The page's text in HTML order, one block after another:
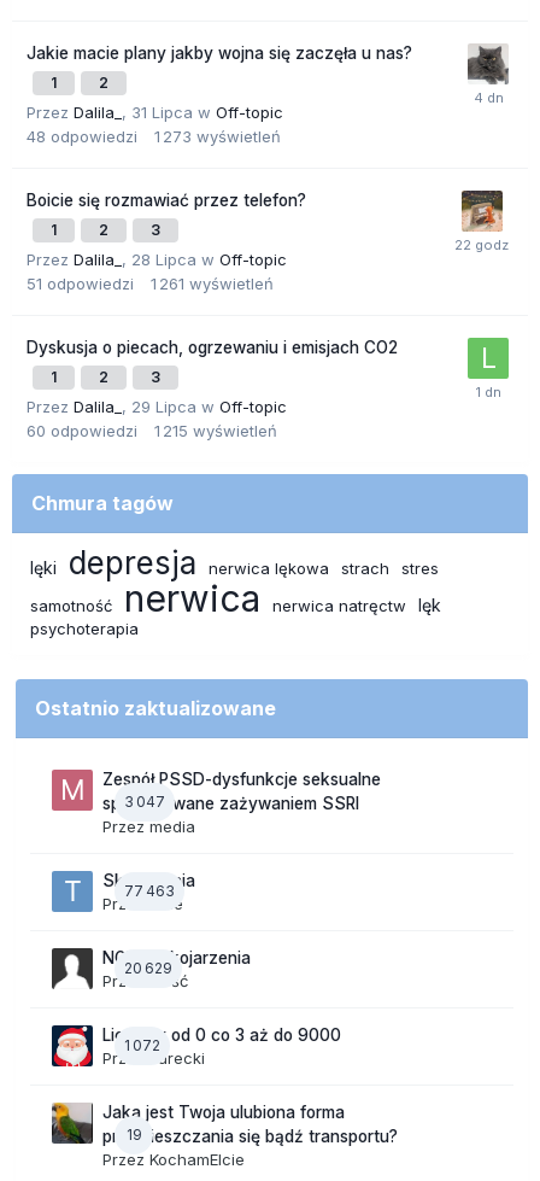
Jakie macie plany jakby wojna się zaczęła u nas?
1 2
Przez Dalila_ , 31 Lipca w Off-topic
48 odpowiedzi 1 273 wyświetleń
Boicie się rozmawiać przez telefon?
1 2 3
Przez Dalila_ , 28 Lipca w Off-topic
51 odpowiedzi 1 261 wyświetleń
Dyskusja o piecach, ogrzewaniu i emisjach CO2
1 2 3
Przez Dalila_ , 29 Lipca w Off-topic
60 odpowiedzi 1 215 wyświetleń
Chmura tagów
lęki depresja nerwica lękowa strach
stres
samotność
nerwica nerwica natręctw lęk
psychoterapia
Ostatnio zaktualizowane
3 047
Zespół PSSD-dysfunkcje seksualne
spowodowane zażywaniem SSRI
Przez media
77 463
Skojarzenia
Przez tede
20 629
NOWE Skojarzenia
Przez Gość
1 072
Liczymy od 0 co 3 aż do 9000
Przez Jurecki
19
Jaka jest Twoja ulubiona forma
przemieszczania się bądź transportu?
Przez KochamElcie